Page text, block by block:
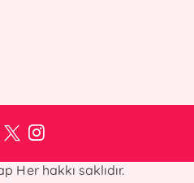
Her hakkı saklıdır.